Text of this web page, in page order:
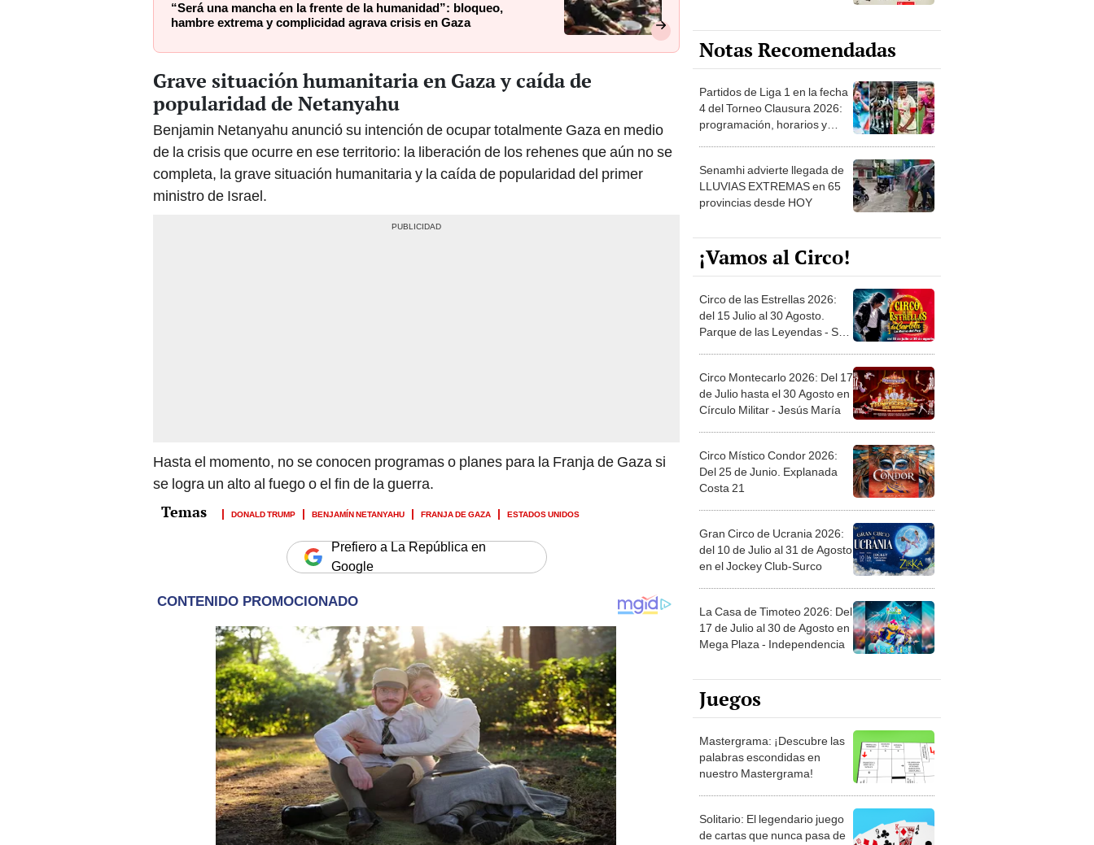
“Será una mancha en la frente de la humanidad”: bloqueo,
hambre extrema y complicidad agrava crisis en Gaza
Grave situación humanitaria en Gaza y caída de
popularidad de Netanyahu
Benjamin Netanyahu anunció su intención de ocupar totalmente Gaza en medio
de la crisis que ocurre en ese territorio: la liberación de los rehenes que aún no se
completa, la grave situación humanitaria y la caída de popularidad del primer
ministro de Israel.
Hasta el momento, no se conocen programas o planes para la Franja de Gaza si
se logra un alto al fuego o el fin de la guerra.
DONALD TRUMP BENJAMÍN NETANYAHU FRANJA DE GAZA ESTADOS UNIDOS
Prefiero a La República en
Google
Notas Recomendadas
Partidos de Liga 1 en la fecha
4 del Torneo Clausura 2026:
programación, horarios y
Senamhi advierte llegada de
LLUVIAS EXTREMAS en 65
provincias desde HOY
¡Vamos al Circo!
Circo de las Estrellas 2026:
del 15 Julio al 30 Agosto.
Parque de las Leyendas - San
Circo Montecarlo 2026: Del 17
de Julio hasta el 30 Agosto en
Círculo Militar - Jesús María
Circo Místico Condor 2026:
Del 25 de Junio. Explanada
Costa 21
Gran Circo de Ucrania 2026:
del 10 de Julio al 31 de Agosto
en el Jockey Club-Surco
La Casa de Timoteo 2026: Del
17 de Julio al 30 de Agosto en
Mega Plaza - Independencia
Juegos
Mastergrama: ¡Descubre las
palabras escondidas en
nuestro Mastergrama!
Solitario: El legendario juego
de cartas que nunca pasa de